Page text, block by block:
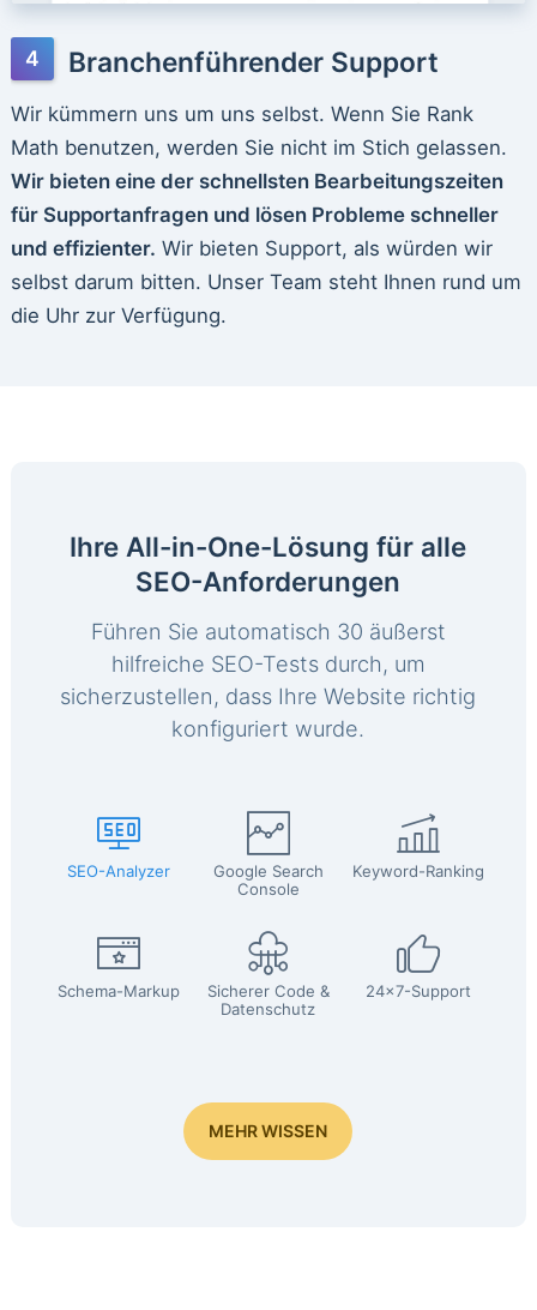
Branchenführender Support
Wir kümmern uns um uns selbst. Wenn Sie Rank
Math benutzen, werden Sie nicht im Stich gelassen.
Wir bieten eine der schnellsten Bearbeitungszeiten
für Supportanfragen und lösen Probleme schneller
und effizienter. Wir bieten Support, als würden wir
selbst darum bitten. Unser Team steht Ihnen rund um
die Uhr zur Verfügung.
Ihre All-in-One-Lösung für alle
SEO-Anforderungen
Führen Sie automatisch 30 äußerst
hilfreiche SEO-Tests durch, um
sicherzustellen, dass Ihre Website richtig
konfiguriert wurde.
SEO-Analyzer
Google Search
Console
Keyword-Ranking
Schema-Markup
Sicherer Code &
Datenschutz
24x7-Support
MEHR WISSEN